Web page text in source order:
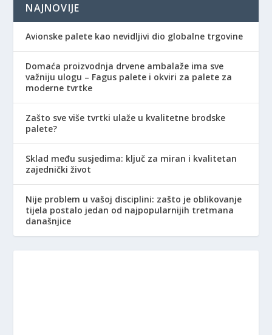
NAJNOVIJE
Avionske palete kao nevidljivi dio globalne trgovine
Domaća proizvodnja drvene ambalaže ima sve
važniju ulogu – Fagus palete i okviri za palete za
moderne tvrtke
Zašto sve više tvrtki ulaže u kvalitetne brodske
palete?
Sklad među susjedima: ključ za miran i kvalitetan
zajednički život
Nije problem u vašoj disciplini: zašto je oblikovanje
tijela postalo jedan od najpopularnijih tretmana
današnjice